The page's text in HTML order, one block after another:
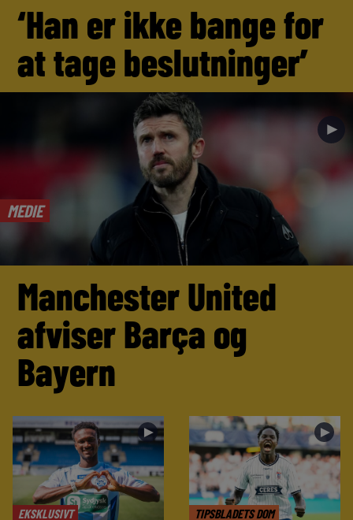
‘Han er ikke bange for
at tage beslutninger’
MEDIE
►
Manchester United
afviser Barça og
Bayern
EKSKLUSIVT
►
TIPSBLADETS DOM
►